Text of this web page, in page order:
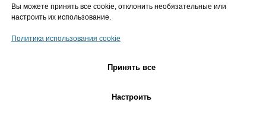
Вы можете принять все cookie, отклонить необязательные или
настроить их использование.
Политика использования cookie
Принять все
Настроить